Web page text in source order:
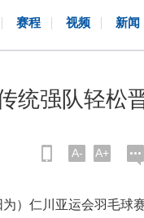
赛程 视频 新闻
统强队轻松
A- A+
仁川亚运会羽毛球